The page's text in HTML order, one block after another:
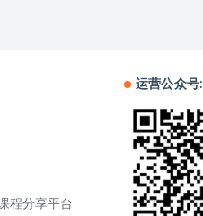
程分享平台
运营公众号: